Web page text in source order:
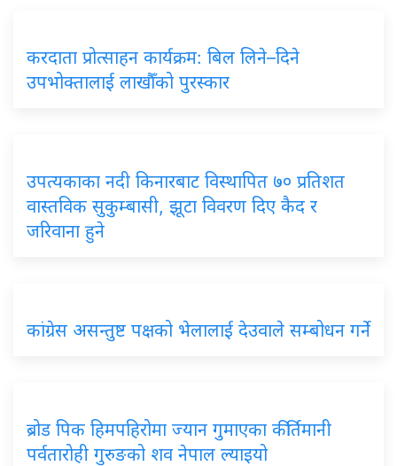
करदाता प्रोत्साहन कार्यक्रम: बिल लिने–दिने
उपभोक्तालाई लाखौँको पुरस्कार
उपत्यकाका नदी किनारबाट विस्थापित ७० प्रतिशत
वास्तविक सुकुम्बासी, झूटा विवरण दिए कैद र
जरिवाना हुने
कांग्रेस असन्तुष्ट पक्षको भेलालाई देउवाले सम्बोधन गर्ने
ब्रोड पिक हिमपहिरोमा ज्यान गुमाएका कीर्तिमानी
पर्वतारोही गुरुङको शव नेपाल ल्याइयो